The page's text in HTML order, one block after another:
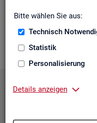
Bitte wählen Sie aus:
Technisch
Statistik
Personalisierung
Details anzeigen
Die An­ge­bo­te ent­hal­ten
Modus be­ar­bei­tet
gen­den Ma­te­ria­li­en